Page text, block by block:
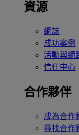
資源
網誌
成功案例
活動與網
信任中心
合作夥伴
成為合作
尋找合作